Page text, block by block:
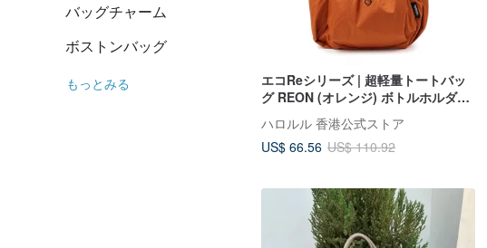
バッグチャーム
ボストンバッグ
もっとみる
エコReシリーズ | 超軽量トートバッ
グ REON (オレンジ) ボトルホルダー
ハロルル 香港公式ストア
US$ 66.56 US$ 110.92